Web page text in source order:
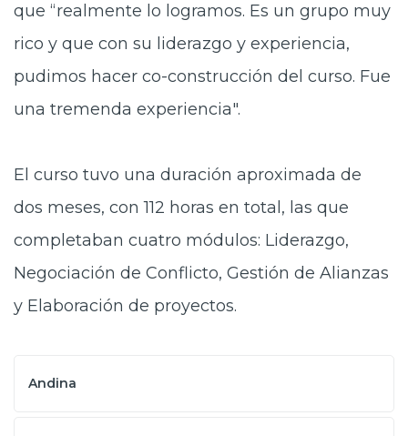
que “realmente lo logramos. Es un grupo muy
rico y que con su liderazgo y experiencia,
pudimos hacer co-construcción del curso. Fue
una tremenda experiencia".
El curso tuvo una duración aproximada de
dos meses, con 112 horas en total, las que
completaban cuatro módulos: Liderazgo,
Negociación de Conflicto, Gestión de Alianzas
y Elaboración de proyectos.
Andina